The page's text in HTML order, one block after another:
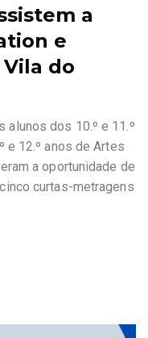
a
e
do
alunos dos 10.º e 11.º
e 12.º anos de Artes
a oportunidade de
curtas-metragens